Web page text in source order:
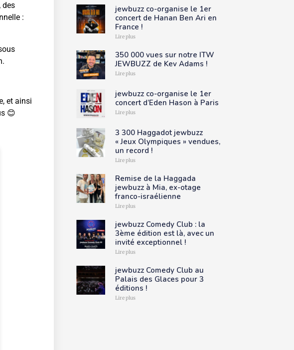
des
:
et ainsi
😊
jewbuzz co-organise le 1er
concert de Hanan Ben Ari en
France !
Lire plus
350 000 vues sur notre ITW
JEWBUZZ de Kev Adams !
Lire plus
jewbuzz co-organise le 1er
concert d’Eden Hason à Paris
Lire plus
3 300 Haggadot jewbuzz
« Jeux Olympiques » vendues,
un record !
Lire plus
Remise de la Haggada
jewbuzz à Mia, ex-otage
franco-israélienne
Lire plus
jewbuzz Comedy Club : la
3ème édition est là, avec un
invité exceptionnel !
Lire plus
jewbuzz Comedy Club au
Palais des Glaces pour 3
éditions !
Lire plus